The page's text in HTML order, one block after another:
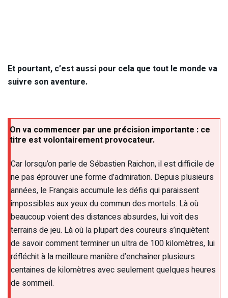
Et pourtant, c’est aussi pour cela que tout le monde va
suivre son aventure.
On va commencer par une précision importante : ce
titre est volontairement provocateur.
Car lorsqu’on parle de Sébastien Raichon, il est difficile de
ne pas éprouver une forme d’admiration. Depuis plusieurs
années, le Français accumule les défis qui paraissent
impossibles aux yeux du commun des mortels. Là où
beaucoup voient des distances absurdes, lui voit des
terrains de jeu. Là où la plupart des coureurs s’inquiètent
de savoir comment terminer un ultra de 100 kilomètres, lui
réfléchit à la meilleure manière d’enchaîner plusieurs
centaines de kilomètres avec seulement quelques heures
de sommeil.